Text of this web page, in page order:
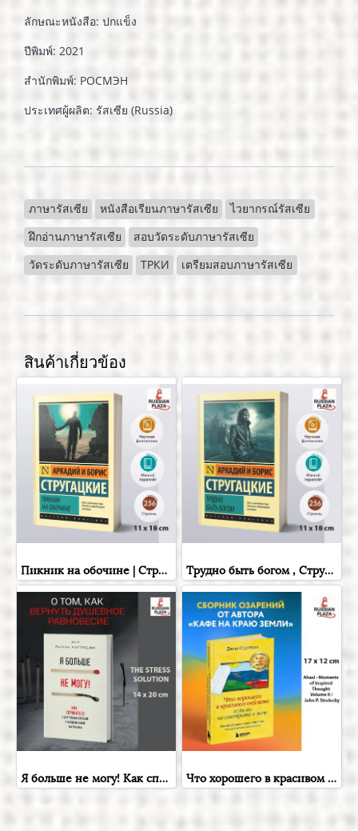
ลักษณะหนังสือ: ปกแข็ง
ปีพิมพ์: 2021
สำนักพิมพ์: РОСМЭН
ประเทศผู้ผลิต: รัสเซีย (Russia)
ภาษารัสเซีย หนังสือเรียนภาษารัสเซีย
ไวยากรณ์รัสเซีย
ฝึกอ่านภาษารัสเซีย
สอบวัดระดับภาษารัสเซีย
วัดระดับภาษารัสเซีย
ТРКИ เตรียมสอบภาษารัสเซีย
สินค้าเกี่ยวข้อง
Пикник на обочине | Стругацкий Аркадий Натанович, Стругацкий Борис Натанович , Russian Books , Russian Plaza Трудно быть богом , Стругацкий Аркадий Натанович; Стругацкий Борис Натанович , Фантастика и фэнтези для взрослых , Russian Plaza , Books in Russian
Я больше не могу! Как справиться с длительным стрессом и эмоциональным выгоранием | Чаттерджи Ранган , Бомбора , Книга на русском языке , Russian Plaza Что хорошего в красивом пейзаже, если вы не смотрите в окно.( Ahas! - Moments of Inspired Thought Volume II / John P. Strelecky ) Новый сборник озарений о том, что действительно важно , Russian Plaza